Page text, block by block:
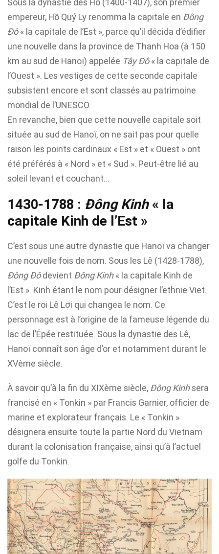
Sous la dynastie des Hồ (1400-1407), son premier
empereur, Hồ Quý Ly renomma la capitale en Đông
Đô« la capitale de l’Est », parce qu’il décida d’édifier
une nouvelle dans la province de Thanh Hoa (à 150
km au sud de Hanoï) appelée Tây Đô« la capitale de
l’Ouest ». Les vestiges de cette seconde capitale
subsistent encore et sont classés au patrimoine
mondial de l’UNESCO.
En revanche, bien que cette nouvelle capitale soit
située au sud de Hanoï, on ne sait pas pour quelle
raison les points cardinaux « Est » et « Ouest » ont
été préférés à « Nord » et « Sud ». Peut-être lié au
soleil levant et couchant…
1430-1788 : Đông Kinh« la
capitale Kinh de l’Est »
C’est sous une autre dynastie que Hanoï va changer
une nouvelle fois de nom. Sous les Lê (1428-1788),
Đông Đôdevient Đông Kinh« la capitale Kinh de
l’Est ». Kinh étant le nom pour désigner l’ethnie Viet.
C’est le roi Lê Lợi qui changea le nom. Ce
personnage est à l’origine de la fameuse légende du
lac de l’Épée restituée. Sous la dynastie des Lê,
Hanoï connaît son âge d’or et notamment durant le
XVème siècle.
À savoir qu’à la fin du XIXème siècle, Đông Kinhsera
francisé en « Tonkin » par Francis Garnier, officier de
marine et explorateur français. Le « Tonkin »
désignera ensuite toute la partie Nord du Vietnam
durant la colonisation française, ainsi qu’à l’actuel
golfe du Tonkin.